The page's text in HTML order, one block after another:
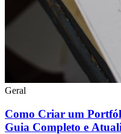
Geral
Como Criar um
Guia Completo e